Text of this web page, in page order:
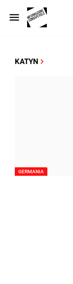
KATYN
GERMANIA